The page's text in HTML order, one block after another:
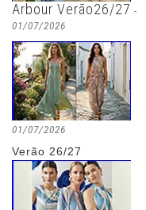
Arbour Verão26/27 -
01/07/2026
Fotos & Vídeos
01/07/2026
Verão 26/27